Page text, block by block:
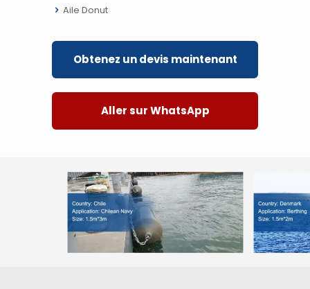
Aile Donut
Obtenez un devis maintenant
Aller sur WhatsApp